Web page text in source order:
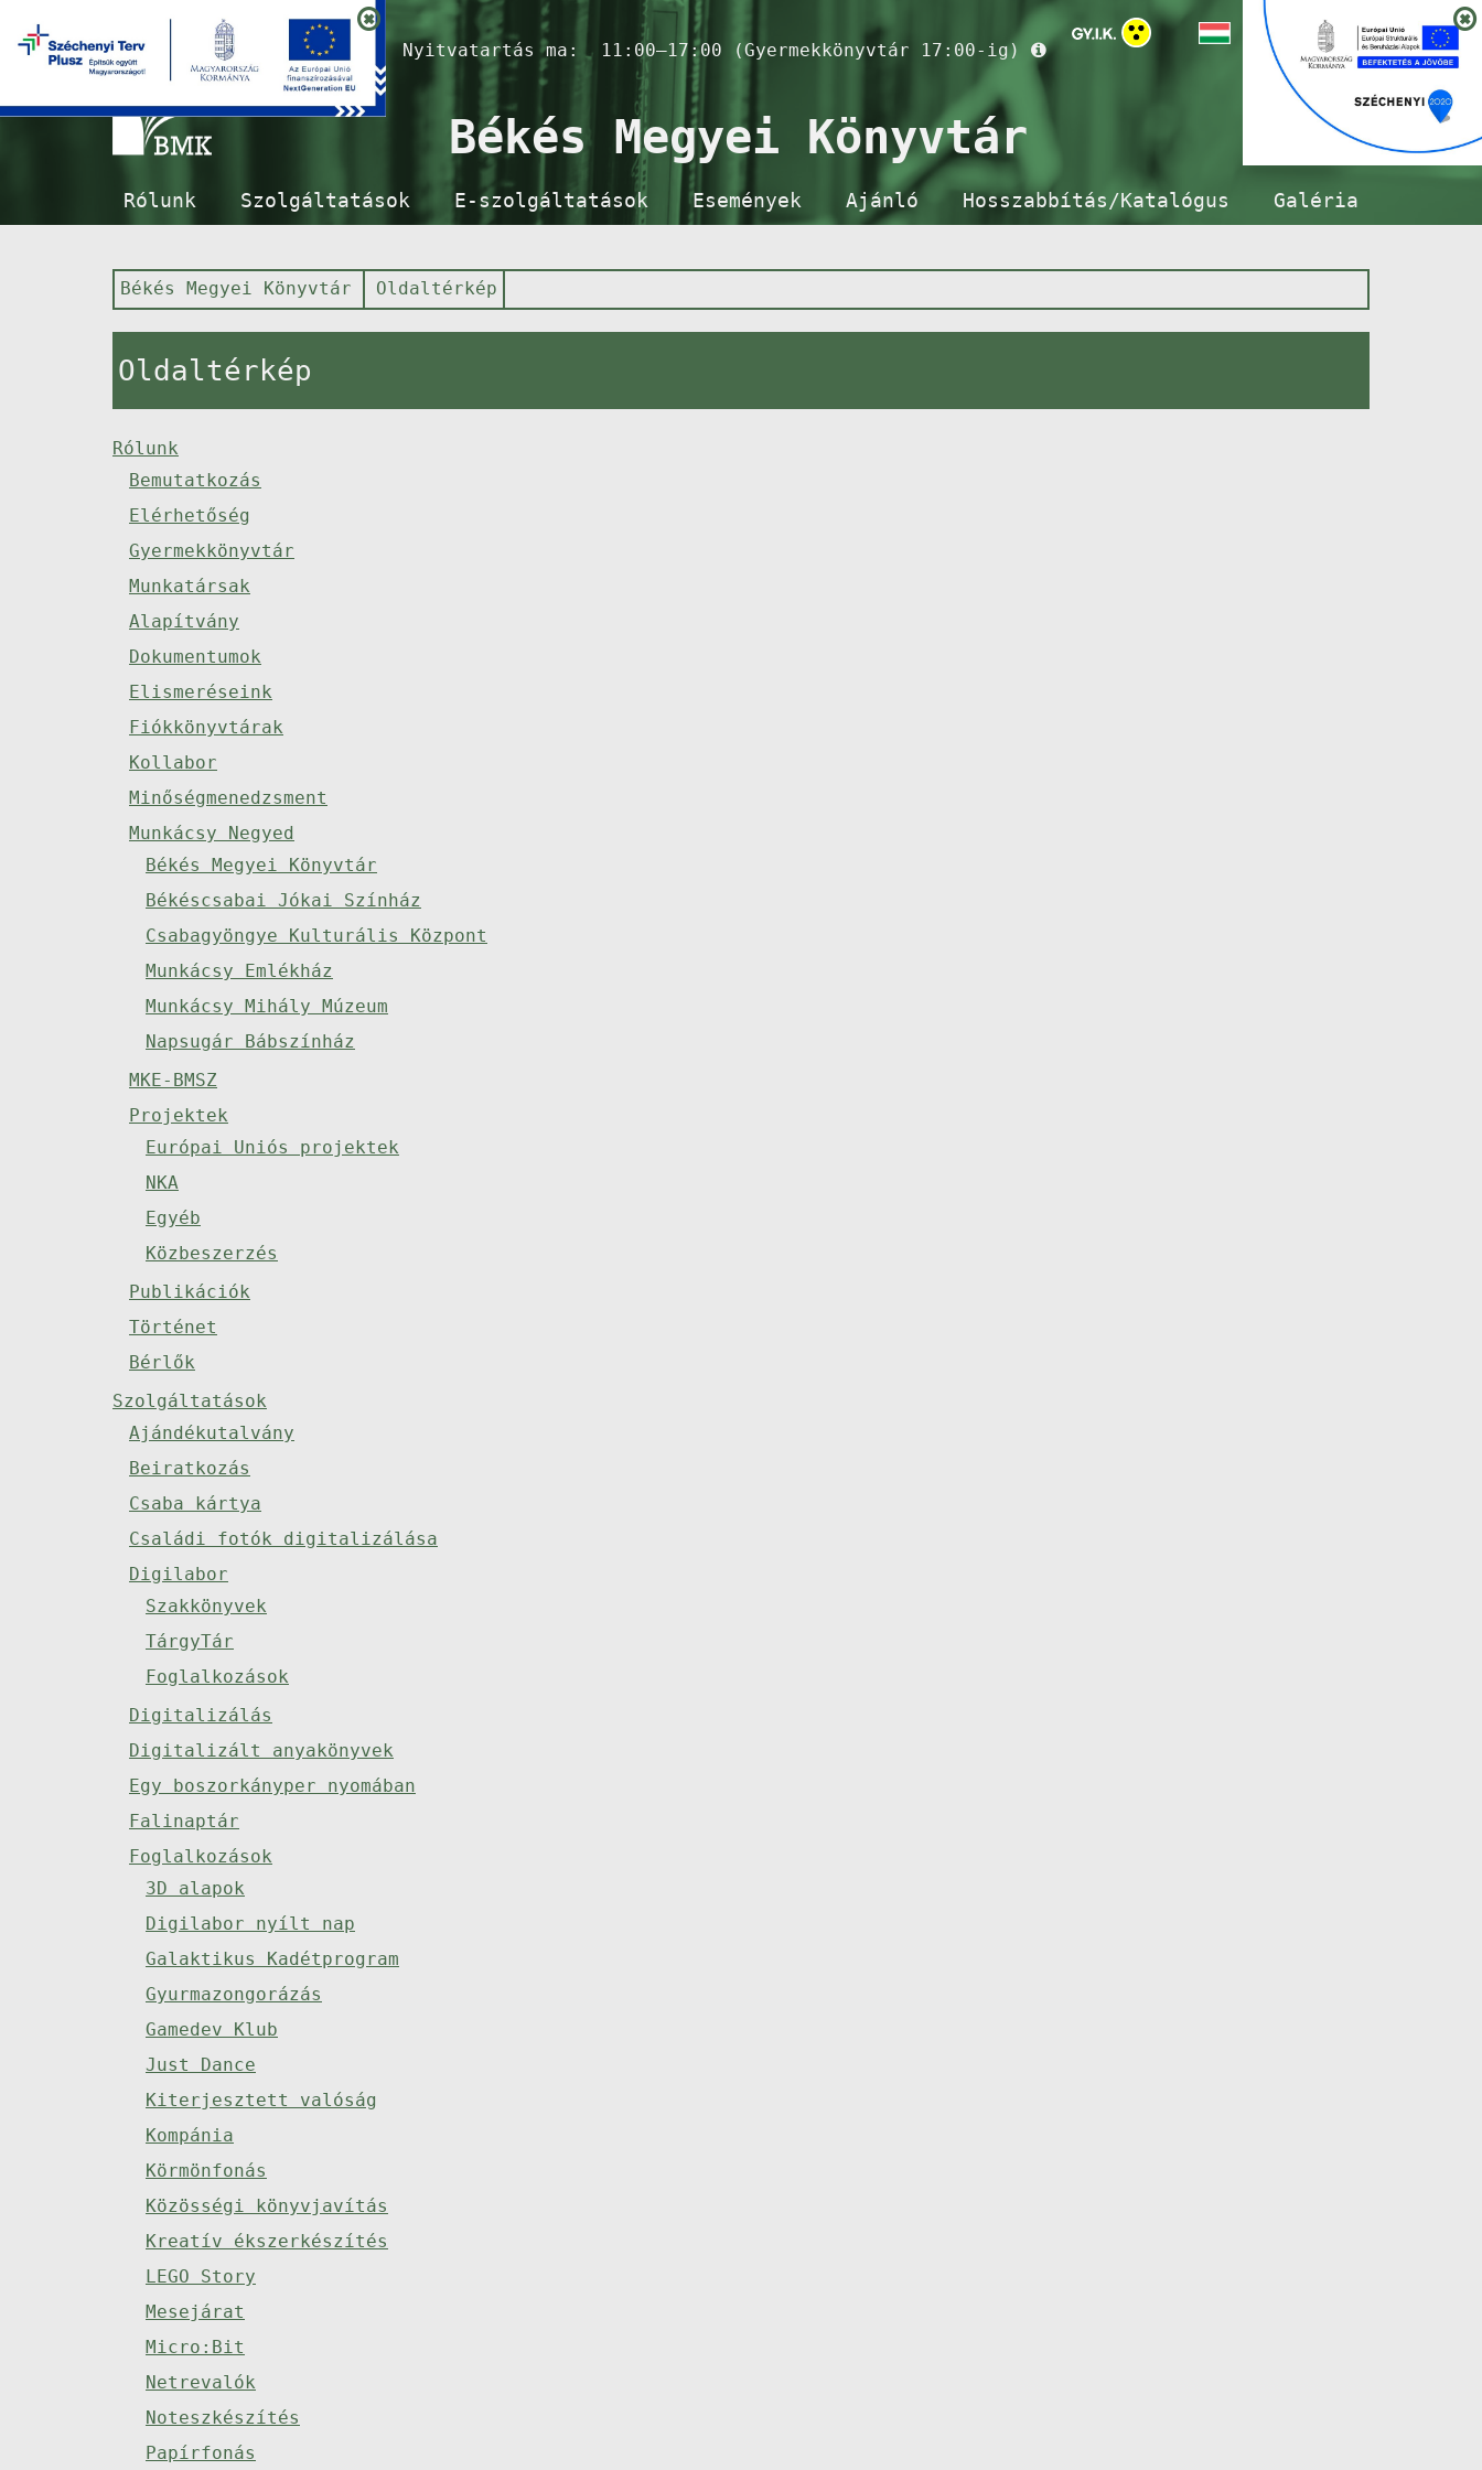
Nyitvatartás ma: 11:00–17:00 (Gyermekkönyvtár 17:00-ig)
Békés Megyei Könyvtár
Rólunk Szolgáltatások E-szolgáltatások Események Ajánló Hosszabbítás/Katalógus Galéria
Békés Megyei Könyvtár Oldaltérkép
Oldaltérkép
Rólunk
Bemutatkozás
Elérhetőség
Gyermekkönyvtár
Munkatársak
Alapítvány
Dokumentumok
Elismeréseink
Fiókkönyvtárak
Kollabor
Minőségmenedzsment
Munkácsy Negyed
Békés Megyei Könyvtár
Békéscsabai Jókai Színház
Csabagyöngye Kulturális Központ
Munkácsy Emlékház
Munkácsy Mihály Múzeum
Napsugár Bábszínház
MKE-BMSZ
Projektek
Európai Uniós projektek
NKA
Egyéb
Közbeszerzés
Publikációk
Történet
Bérlők
Szolgáltatások
Ajándékutalvány
Beiratkozás
Csaba kártya
Családi fotók digitalizálása
Digilabor
Szakkönyvek
TárgyTár
Foglalkozások
Digitalizálás
Digitalizált anyakönyvek
Egy boszorkányper nyomában
Falinaptár
Foglalkozások
3D alapok
Digilabor nyílt nap
Galaktikus Kadétprogram
Gyurmazongorázás
Gamedev Klub
Just Dance
Kiterjesztett valóság
Kompánia
Körmönfonás
Közösségi könyvjavítás
Kreatív ékszerkészítés
LEGO Story
Mesejárat
Micro:Bit
Netrevalók
Noteszkészítés
Papírfonás